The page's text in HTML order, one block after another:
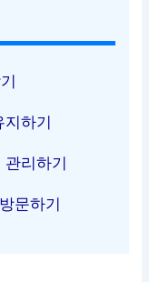
지하기
리하기
문하기